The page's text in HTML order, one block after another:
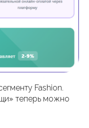
Fashion.
теперь можно